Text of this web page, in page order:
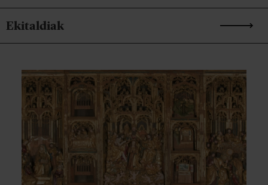
Ekitaldiak